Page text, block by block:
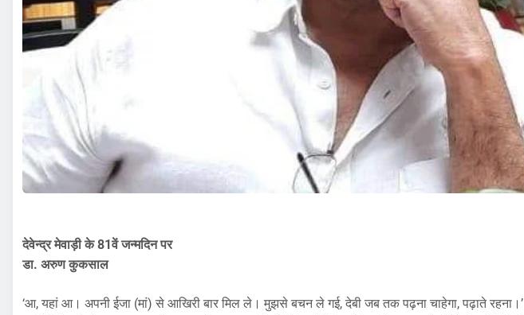
देवेन्द्र मेवाड़ी के 81वें जन्मदिन पर
डा. अरुण कुकसाल
‘आ, यहां आ। अपनी ईजा (मां) से आखिरी बार मिल ले। मुझसे बचन ले गई, देबी जब तक पढ़ना चाहेगा, पढ़ाते रहना।’